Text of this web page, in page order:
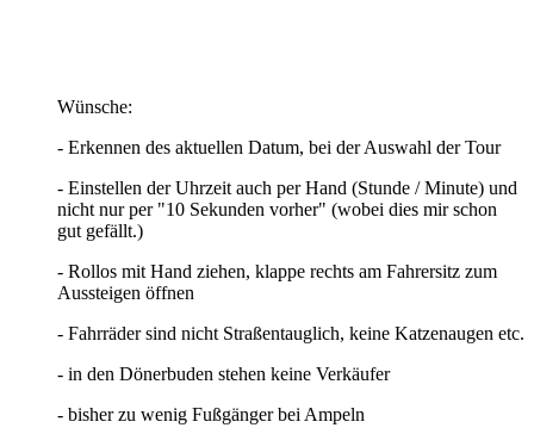
Wünsche:
- Erkennen des aktuellen Datum, bei der Auswahl der Tour
- Einstellen der Uhrzeit auch per Hand (Stunde / Minute) und
nicht nur per "10 Sekunden vorher" (wobei dies mir schon
gut gefällt.)
- Rollos mit Hand ziehen, klappe rechts am Fahrersitz zum
Aussteigen öffnen
- Fahrräder sind nicht Straßentauglich, keine Katzenaugen etc.
- in den Dönerbuden stehen keine Verkäufer
- bisher zu wenig Fußgänger bei Ampeln